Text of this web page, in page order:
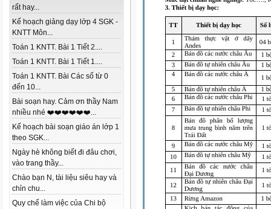
rất hay...
Kế hoạch giảng dạy lớp 4 SGK -
KNTT Môn...
Toán 1 KNTT. Bài 1 Tiết 2....
Toán 1 KNTT. Bài 1 Tiết 1....
Toán 1 KNTT. Bài Các số từ 0
đến 10...
Bài soạn hay. Cảm ơn thầy Nam
nhiều nhé ❤️❤️❤️❤️❤️❤️...
Kế hoạch bài soạn giáo án lớp 1
theo SGK...
Ngày hè không biết đi đâu chơi,
vào trang thầy...
Chào bạn N, tài liệu siêu hay và
chỉn chu...
Quy chế làm việc của Chi bộ